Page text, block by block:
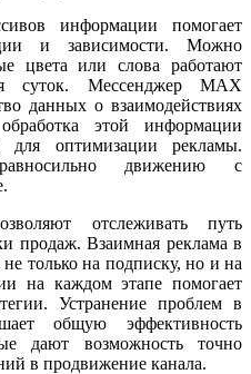
информации помогает
и зависимости. Можно
цвета или слова работают
суток. Мессенджер MAX
данных о взаимодействиях
этой информации
для оптимизации рекламы.
движению с
отслеживать путь
продаж. Взаимная реклама в
только на подписку, но и на
на каждом этапе помогает
Устранение проблем в
общую эффективность
дают возможность точно
в продвижение канала.